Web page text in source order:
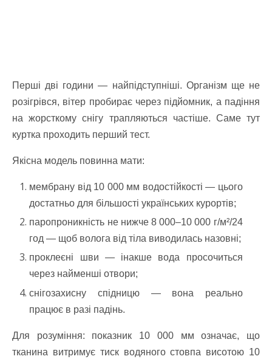
Перші дві години — найпідступніші. Організм ще не
розігрівся, вітер пробирає через підйомник, а падіння
на жорсткому снігу трапляються частіше. Саме тут
куртка проходить перший тест.
Якісна модель повинна мати:
мембрану від 10 000 мм водостійкості — цього
достатньо для більшості українських курортів;
паропроникність не нижче 8 000–10 000 г/м²/24
год — щоб волога від тіла виводилась назовні;
проклеєні шви — інакше вода просочиться
через найменші отвори;
снігозахисну спідницю — вона реально
працює в разі падінь.
Для розуміння: показник 10 000 мм означає, що
тканина витримує тиск водяного стовпа висотою 10